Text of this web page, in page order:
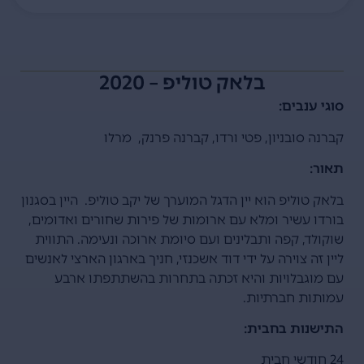
בלאק טוליפ – 2020
סוגי ענבים:
קברנה סובניון, פטי ורדו, קברנה פרנק, מרלו
תאור:
בלאק טוליפ הוא יין הדגל המוערך של יקב טוליפ. היין בסגנון
בורדו עשיר ומלא עם ארומות של פירות שחורים ואדומים,
שוקולד, קפה ותבלינים ועם סיומת ארוכה ונעימה. התווית
ליין זה צוירה על ידי דוד אשכנזי, חניך בארגון הארצי לאנשים
עם מוגבלויות והיא זכתה בתחרות בהשתתפתו ארבע
עמותות חברתיות.
התישנות בחבית:
24 חודשי חבית